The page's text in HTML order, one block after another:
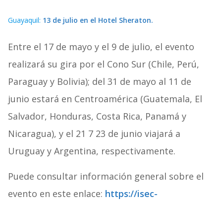
Guayaquil: 13 de julio en el Hotel Sheraton.
Entre el 17 de mayo y el 9 de julio, el evento
realizará su gira por el Cono Sur (Chile, Perú,
Paraguay y Bolivia); del 31 de mayo al 11 de
junio estará en Centroamérica (Guatemala, El
Salvador, Honduras, Costa Rica, Panamá y
Nicaragua), y el 21 7 23 de junio viajará a
Uruguay y Argentina, respectivamente.
Puede consultar información general sobre el
evento en este enlace: https://isec-